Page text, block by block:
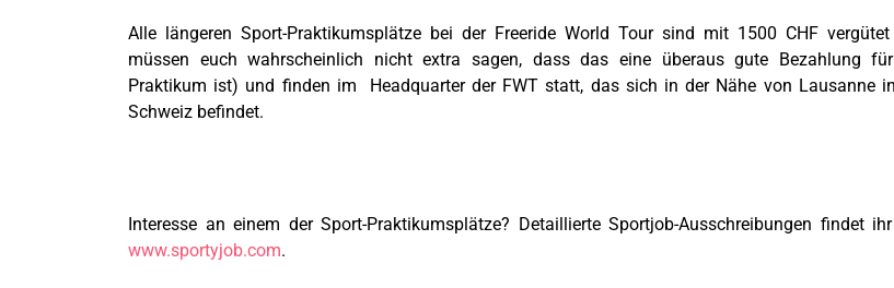
Alle längeren Sport-Praktikumsplätze bei der Freeride World Tour sind mit 1500 CHF
müssen euch wahrscheinlich nicht extra sagen, dass das eine überaus gute Bezahlung
Praktikum ist) und finden im Headquarter der FWT statt, das sich in der Nähe von Lausanne
Schweiz befindet.
Interesse an einem der Sport-Praktikumsplätze? Detaillierte Sportjob-Ausschreibungen findet
www.sportyjob.com.